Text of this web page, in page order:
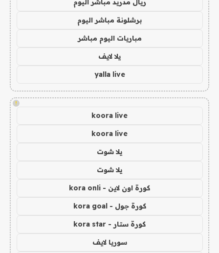
ريال مدريد مباشر اليوم
برشلونة مباشر اليوم
مباريات اليوم مباشر
يلا لايف
yalla live
!
koora live
koora live
يلا شوت
يلا شوت
كورة اون لاين - kora onli
كورة جول - kora goal
كورة ستار - kora star
سوريا لايف